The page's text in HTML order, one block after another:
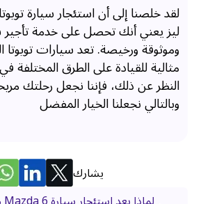
لقد خلصنا إلى أن استئجار سيارة
ليز يعني أنك تحصل على خدمة
وموثوقة ورخيصة. تعد سيارات تويوتا
مثالية للقيادة على الطرق
النظر عن ذلك، فإننا نجعل رحلتك
وبالتالي نجعلنا الخيار المفضل
يشارك